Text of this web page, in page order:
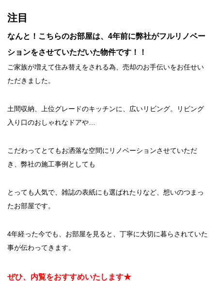
注目
なんと！こちらのお部屋は、4年前に弊社がフルリノベー
ションをさせていただいた物件です！！
ご家族が増えて住み替えをされる為、売却のお手伝いをお任せい
ただきました。
土間収納、上位グレードのキッチンに、広いリビング。リビング
入り口のおしゃれなドアや…
こだわってとてもお洒落な空間にリノベーションさせていただ
き、弊社の施工事例としても
とっても人気で、雑誌の表紙にも選ばれたりなど、想いのつまっ
たお部屋です。
4年経った今でも、お部屋を見ると、丁寧に大切に暮らされていた
事が伝わってきます。
ぜひ、内覧をおすすめいたします★